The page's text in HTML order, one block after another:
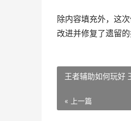
除内容填充外，这
改进并修复了遗留
王者辅助如何玩好
« 上一篇